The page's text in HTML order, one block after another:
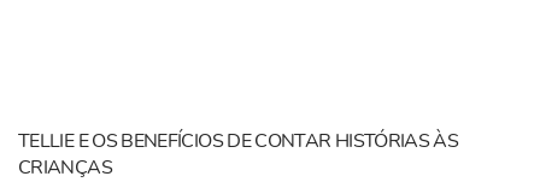
TELLIE E OS BENEFÍCIOS DE CONTAR HISTÓRIAS ÀS
CRIANÇAS